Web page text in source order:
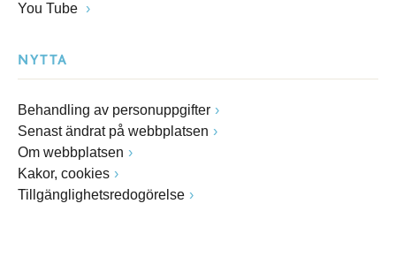
You Tube
NYTTA
Behandling av personuppgifter
Senast ändrat på webbplatsen
Om webbplatsen
Kakor, cookies
Tillgänglighetsredogörelse